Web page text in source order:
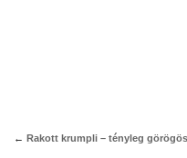
← Rakott krumpli – tényleg